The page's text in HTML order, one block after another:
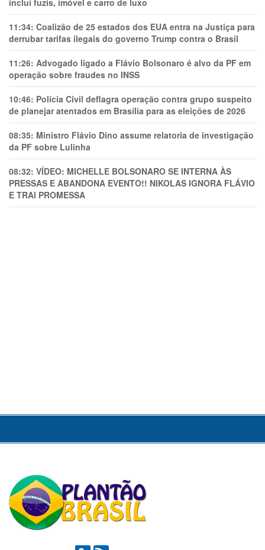
inclui fuzis, imóvel e carro de luxo
11:34: Coalizão de 25 estados dos EUA entra na Justiça para
derrubar tarifas ilegais do governo Trump contra o Brasil
11:26: Advogado ligado a Flávio Bolsonaro é alvo da PF em
operação sobre fraudes no INSS
10:46: Polícia Civil deflagra operação contra grupo suspeito
de planejar atentados em Brasília para as eleições de 2026
08:35: Ministro Flávio Dino assume relatoria de investigação
da PF sobre Lulinha
08:32: VÍDEO: MICHELLE BOLSONARO SE INTERNA ÀS
PRESSAS E ABANDONA EVENTO!! NIKOLAS IGNORA FLÁVIO
E TRAl PROMESSA